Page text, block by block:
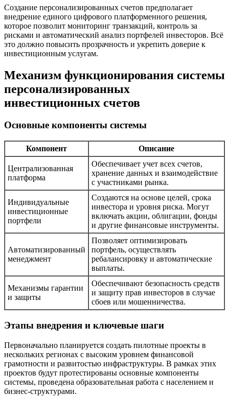
Создание персонализированных счетов предполагает
внедрение единого цифрового платформенного решения,
которое позволит мониторинг транзакций, контроль за
рисками и автоматический анализ портфелей инвесторов. Всё
это должно повысить прозрачность и укрепить доверие к
инвестиционным услугам.
Механизм функционирования системы
персонализированных
инвестиционных счетов
Основные компоненты системы
Компонент Описание
Централизованная
платформа
Обеспечивает учет всех счетов,
хранение данных и взаимодействие
с участниками рынка.
Индивидуальные
инвестиционные
портфели
Создаются на основе целей, срока
инвестора и уровня риска. Могут
включать акции, облигации, фонды
и другие финансовые инструменты.
Автоматизированный
менеджмент
Позволяет оптимизировать
портфель, осуществлять
ребалансировку и автоматические
выплаты.
Механизмы гарантии
и защиты
Обеспечивают безопасность средств
и защиту прав инвесторов в случае
сбоев или мошенничества.
Этапы внедрения и ключевые шаги
Первоначально планируется создать пилотные проекты в
нескольких регионах с высоким уровнем финансовой
грамотности и развитостью инфраструктуры. В рамках этих
проектов будут протестированы основные компоненты
системы, проведена образовательная работа с населением и
бизнес-структурами.